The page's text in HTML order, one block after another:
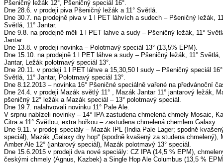
Pšeničný ležák 12°, Pšeničný speciál 16°.
Dne 28.6. v prodeji piva Pšeničný ležák a 11° Světlá.
Dne 30.7. na prodejně piva v 1 l PET láhvích a sudech – Pšeničný ležák,
Světlá, 11° Jantar.
Dne 9.8. na prodejně měli 1 l PET lahve a sudy – Pšeničný ležák, 11°
Jantar.
Dne 13.8. v prodeji novinka – Polotmavý speciál 13° (13,5% EPM).
Dne 15.10. na prodejně 1 l PET láhve a sudy – Pšeničný ležák, 11° Světlá,
Jantar, Ležák polotmavý speciál 13°.
Dne 20.11. v prodeji 1 l PET láhve a 15,30,50 l sudy – Pšeničný speciál
Světlá, 11° Jantar, Polotmavý speciál 13°.
Dne 8.12.2013 – novinka 16° Pšeničné speciálně vařené na předvánoční
Dne 24.4. v prodeji Mazák světlý 11° , Mazák Jantar 11° jantarový ležák,
pšeničný 12° ležák a Mazák speciál – 13° polotmavý speciál.
Dne 19.7. nalahvovali novinku 11° Pale Ale.
V srpnu nabízeli novinky – 14° IPA zastudena chmelená chmely Mosaic,
Citra a 11° Světlou, extra hořkou – zastudena chmelená chemlem Galaxy.
Dne 9.11. v prodeji speciály – Mazák IPL (India Pale Lager; spodně
speciál), Mazák „Galaxy dry hop“ (spodně kvašený za studena chmelený),
Amber Ale 12° (jantarový speciál), Mazák polotmavý 13° speciál.
Dne 15.6.2015 v prodeji dva nové speciály: CZ IPA (14,5 % EPM),
českými chmely (Agnus, Kazbek) a Single Hop Ale Columbus (13,5 %